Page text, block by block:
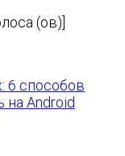
(ов)]
6 способов
на Android